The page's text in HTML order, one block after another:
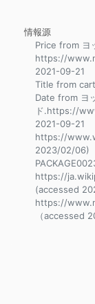
情報源
Price from ヨ
https://
2021-09-21
Title from
Date from ヨ
ド.https://
2021-09-21
https://
2023/02/06)
https://
(accessed
https://
（accessed